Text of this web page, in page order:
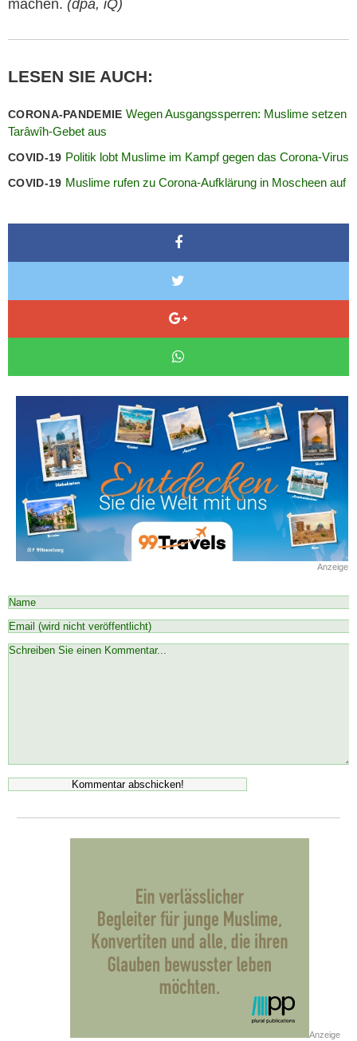
machen. (dpa, iQ)
LESEN SIE AUCH:
CORONA-PANDEMIE Wegen Ausgangssperren: Muslime setzen
Tarâwîh-Gebet aus
COVID-19 Politik lobt Muslime im Kampf gegen das Corona-Virus
COVID-19 Muslime rufen zu Corona-Aufklärung in Moscheen auf
Anzeige
Anzeige